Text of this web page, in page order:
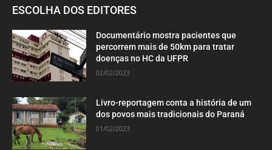
ESCOLHA DOS EDITORES
Documentário mostra pacientes que
percorrem mais de 50km para tratar
doenças no HC da UFPR
02/02/2023
Livro-reportagem conta a história de um
dos povos mais tradicionais do Paraná
01/02/2023